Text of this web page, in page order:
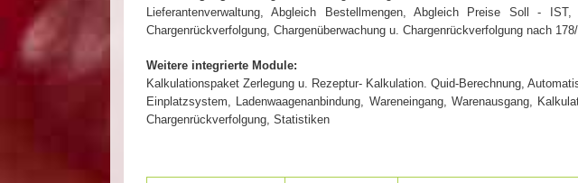
Lieferantenverwaltung, Abgleich Bestellmengen, Abgleich Preise Soll -
Chargenrückverfolgung, Chargenüberwachung u. Chargenrückverfolgung nach
Weitere integrierte Module:
Kalkulationspaket Zerlegung u. Rezeptur- Kalkulation. Quid-Berechnung,
Einplatzsystem, Ladenwaagenanbindung, Wareneingang, Warenausgang,
Chargenrückverfolgung, Statistiken